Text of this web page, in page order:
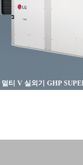
멀티 V 실외기 GHP